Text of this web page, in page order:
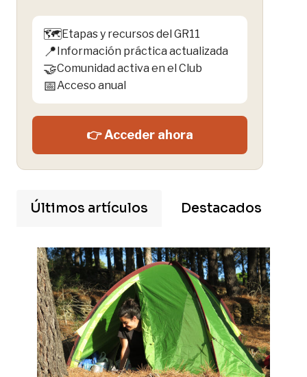
🗺️Etapas y recursos del GR11
📍Información práctica actualizada
🤝Comunidad activa en el Club
📅Acceso anual
👉 Acceder ahora
Últimos artículos Destacados